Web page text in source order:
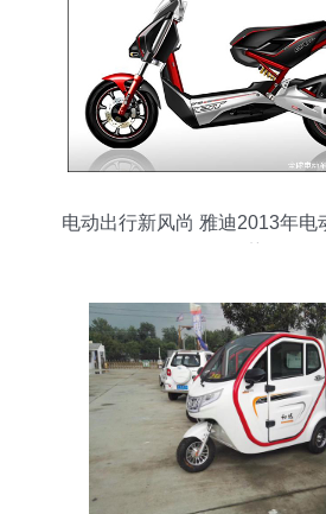
电动出行新风尚 雅迪2013年电